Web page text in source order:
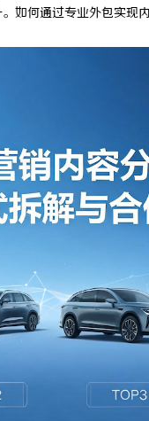
如何通过专业外包实现
550FC45耐磨改性颗粒